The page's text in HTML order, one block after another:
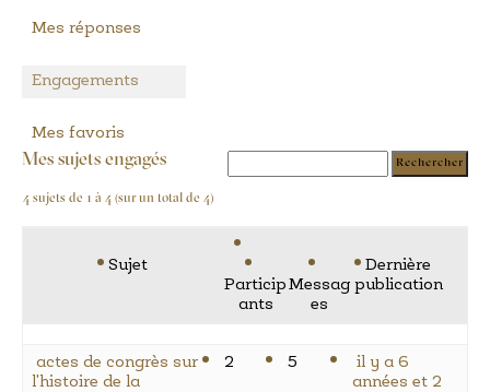
Mes réponses
Engagements
Mes favoris
Mes sujets engagés
4 sujets de 1 à 4 (sur un total de 4)
Sujet
Particip
ants
Messag
es
Dernière
publication
actes de congrès sur
l'histoire de la
2 5
il y a 6
années et 2